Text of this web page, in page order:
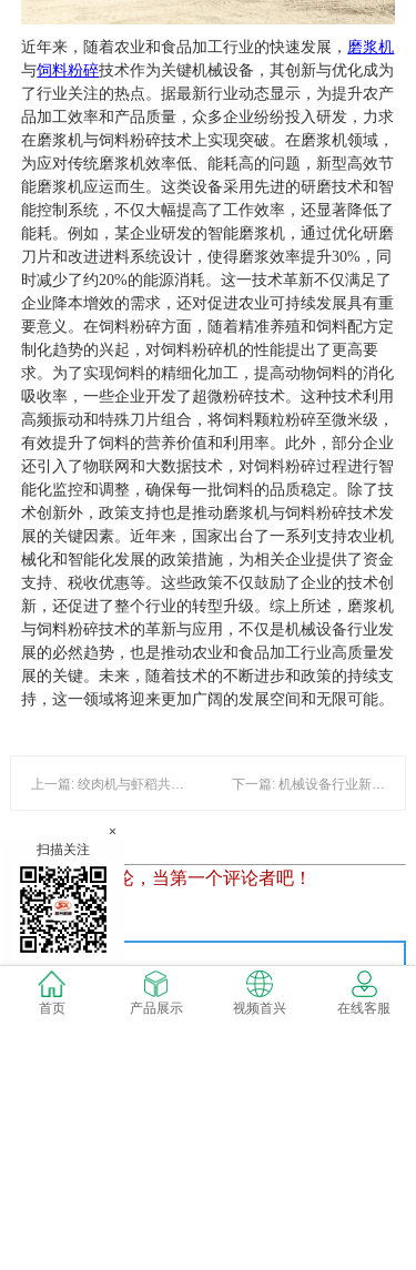
近年来，随着农业和食品加工行业的快速发展， 磨浆机
与饲料粉碎技术作为关键机械设备，其创新与优化成为
了行业关注的热点。据最新行业动态显示，为提升农产
品加工效率和产品质量，众多企业纷纷投入研发，力求
在磨浆机与饲料粉碎技术上实现突破。在磨浆机领域，
为应对传统磨浆机效率低、能耗高的问题，新型高效节
能磨浆机应运而生。这类设备采用先进的研磨技术和智
能控制系统，不仅大幅提高了工作效率，还显著降低了
能耗。例如，某企业研发的智能磨浆机，通过优化研磨
刀片和改进进料系统设计，使得磨浆效率提升30%，同
时减少了约20%的能源消耗。这一技术革新不仅满足了
企业降本增效的需求，还对促进农业可持续发展具有重
要意义。在饲料粉碎方面，随着精准养殖和饲料配方定
制化趋势的兴起，对饲料粉碎机的性能提出了更高要
求。为了实现饲料的精细化加工，提高动物饲料的消化
吸收率，一些企业开发了超微粉碎技术。这种技术利用
高频振动和特殊刀片组合，将饲料颗粒粉碎至微米级，
有效提升了饲料的营养价值和利用率。此外，部分企业
还引入了物联网和大数据技术，对饲料粉碎过程进行智
能化监控和调整，确保每一批饲料的品质稳定。除了技
术创新外，政策支持也是推动磨浆机与饲料粉碎技术发
展的关键因素。近年来，国家出台了一系列支持农业机
械化和智能化发展的政策措施，为相关企业提供了资金
支持、税收优惠等。这些政策不仅鼓励了企业的技术创
新，还促进了整个行业的转型升级。综上所述，磨浆机
与饲料粉碎技术的革新与应用，不仅是机械设备行业发
展的必然趋势，也是推动农业和食品加工行业高质量发
展的关键。未来，随着技术的不断进步和政策的持续支
持，这一领域将迎来更加广阔的发展空间和无限可能。
上一篇: 绞肉机与虾稻共生的农业新模式：政策驱动下的产业革新 下一篇: 机械设备行业新动态：大马力机耕船的革新与应用
暂时还没有评论，当第一个评论者吧！
发表评论
首页 产品展示 视频首兴 在线客服
×
扫描关注